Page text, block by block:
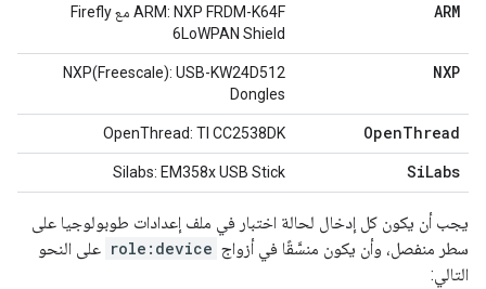
ARM
ARM: NXP FRDM-K64F مع Firefly
6LoWPAN Shield
NXP
NXP(Freescale): USB-KW24D512
Dongles
OpenThread
‫OpenThread: TI CC2538DK
SiLabs
Silabs: EM358x USB Stick
يجب أن يكون كل إدخال لحالة اختبار في ملف إعدادات طوبولوجيا على
سطر منفصل، وأن يكون منسَّقًا في أزواج role:device على النحو
التالي: